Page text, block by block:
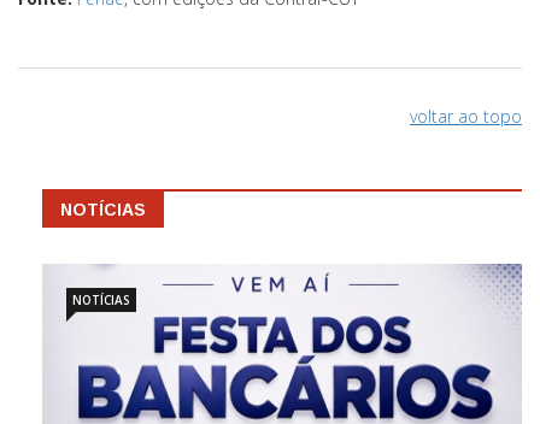
voltar ao topo
NOTÍCIAS
NOTÍCIAS